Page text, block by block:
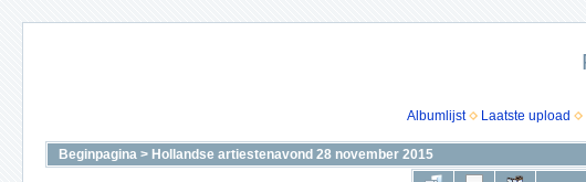
Albumlijst
Laatste upload
Beginpagina > Hollandse artiestenavond 28 november 2015